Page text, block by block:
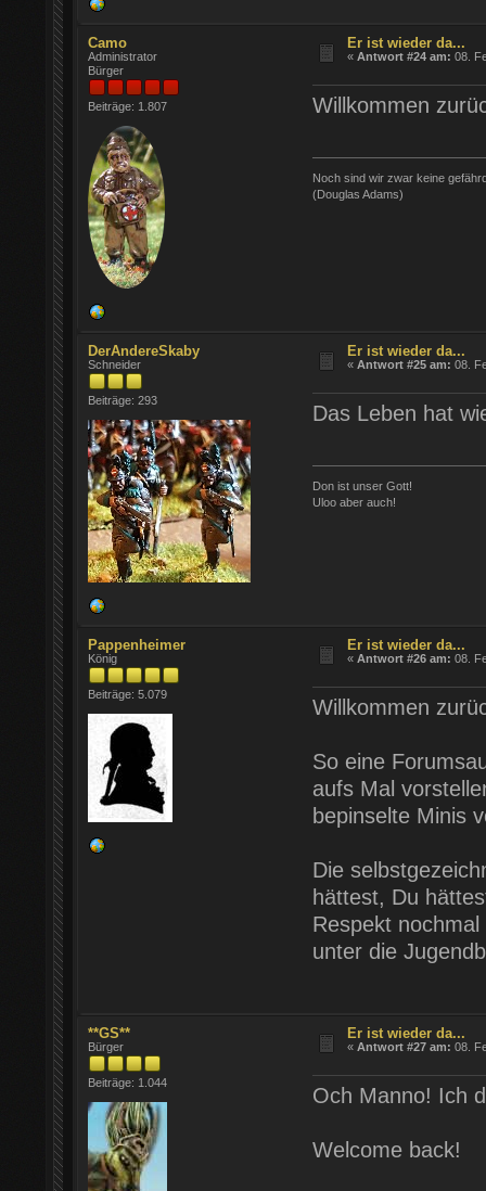
Camo
Administrator
Bürger
Beiträge: 1.807
Er ist wieder da...
«Antwort #24 am: 08.
Willkommen
Noch sind wir zwar keine
(Douglas Adams)
DerAndereSkaby
Schneider
Beiträge: 293
Er ist wieder da...
«Antwort #25 am: 08.
Das Leben hat
Don ist unser Gott!
Uloo aber auch!
Pappenheimer
König
Beiträge: 5.079
Er ist wieder da...
«Antwort #26 am: 08.
Willkommen
So eine
aufs Mal
bepinselte Minis
Die
hättest, Du
Respekt
unter die
**GS**
Bürger
Beiträge: 1.044
Er ist wieder da...
«Antwort #27 am: 08.
Och Manno! Ich
Welcome back!